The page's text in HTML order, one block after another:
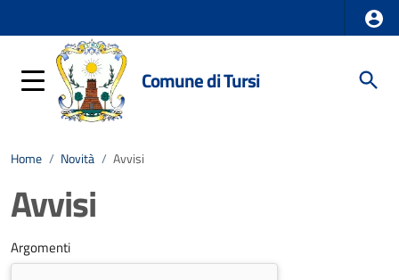
Comune di Tursi
Home / Novità / Avvisi
Avvisi
Argomenti